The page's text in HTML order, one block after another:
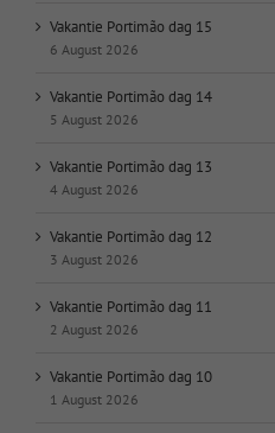
Vakantie Portimão dag 15
6 August 2026
Vakantie Portimão dag 14
5 August 2026
Vakantie Portimão dag 13
4 August 2026
Vakantie Portimão dag 12
3 August 2026
Vakantie Portimão dag 11
2 August 2026
Vakantie Portimão dag 10
1 August 2026